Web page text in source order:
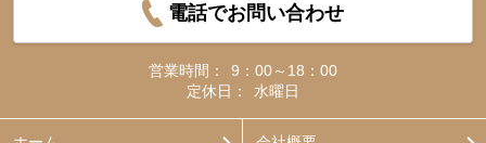
電話でお問い合わせ
営業時間：
9：00～18：00
定休日：
水曜日